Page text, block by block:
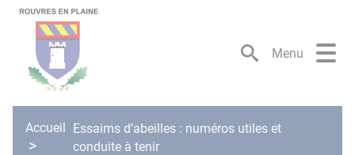
Lien
d'accès
menu
Lien
d'accès
contenu
Lien
d'accès
Lien
d'accès
pied
Menu
Accueil
Essaims d’abeilles : numéros utiles et
conduite à tenir
Panneau de gestion des cookies